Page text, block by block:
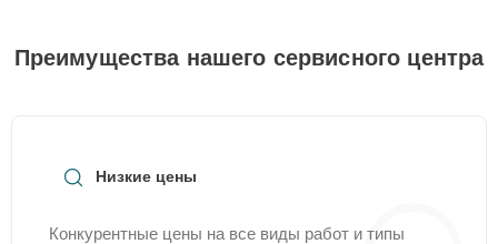
Преимущества нашего сервисного центра
Низкие цены
Конкурентные цены на все виды работ и типы